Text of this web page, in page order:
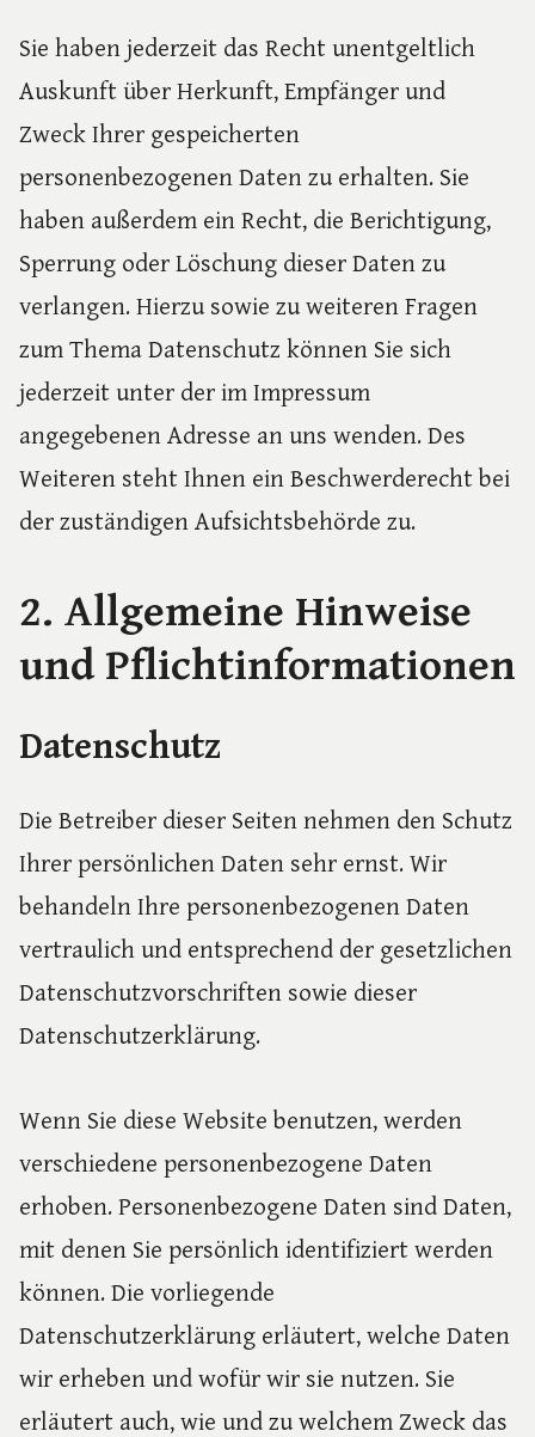
Sie haben jederzeit das Recht unentgeltlich
Auskunft über Herkunft, Empfänger und
Zweck Ihrer gespeicherten
personenbezogenen Daten zu erhalten. Sie
haben außerdem ein Recht, die Berichtigung,
Sperrung oder Löschung dieser Daten zu
verlangen. Hierzu sowie zu weiteren Fragen
zum Thema Datenschutz können Sie sich
jederzeit unter der im Impressum
angegebenen Adresse an uns wenden. Des
Weiteren steht Ihnen ein Beschwerderecht bei
der zuständigen Aufsichtsbehörde zu.
2. Allgemeine Hinweise
und Pflichtinformationen
Datenschutz
Die Betreiber dieser Seiten nehmen den Schutz
Ihrer persönlichen Daten sehr ernst. Wir
behandeln Ihre personenbezogenen Daten
vertraulich und entsprechend der gesetzlichen
Datenschutzvorschriften sowie dieser
Datenschutzerklärung.
Wenn Sie diese Website benutzen, werden
verschiedene personenbezogene Daten
erhoben. Personenbezogene Daten sind Daten,
mit denen Sie persönlich identifiziert werden
können. Die vorliegende
Datenschutzerklärung erläutert, welche Daten
wir erheben und wofür wir sie nutzen. Sie
erläutert auch, wie und zu welchem Zweck das